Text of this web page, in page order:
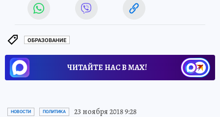
ОБРАЗОВАНИЕ
ЧИТАЙТЕ НАС В МАХ!
НОВОСТИ ПОЛИТИКА 23 ноября 2018 9:28